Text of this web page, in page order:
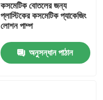
কসমেটিক বোতলের জন্য
প্লাস্টিকের কসমেটিক প্যাকেজিং
লোশন পাম্প
অনুসন্ধান পাঠান